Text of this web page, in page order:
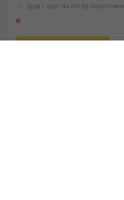
Spijk - aan de A15 bij Gorinchem